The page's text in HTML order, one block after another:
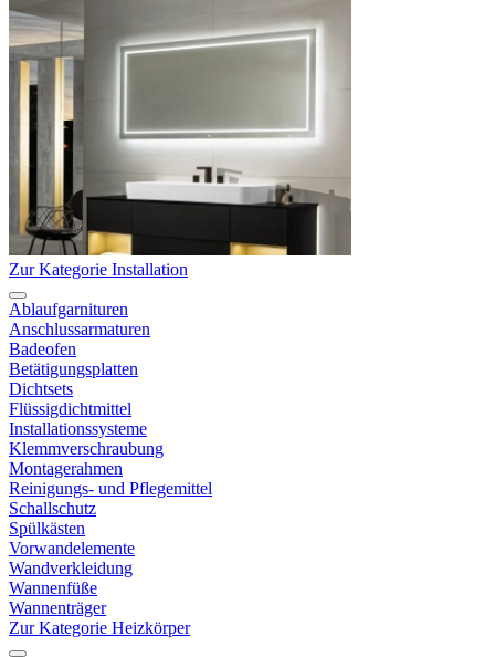
Zur Kategorie Installation
Ablaufgarnituren
Anschlussarmaturen
Badeofen
Betätigungsplatten
Dichtsets
Flüssigdichtmittel
Installationssysteme
Klemmverschraubung
Montagerahmen
Reinigungs- und Pflegemittel
Schallschutz
Spülkästen
Vorwandelemente
Wandverkleidung
Wannenfüße
Wannenträger
Zur Kategorie Heizkörper